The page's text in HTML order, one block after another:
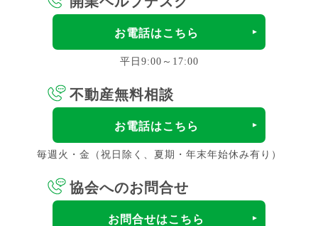
お電話はこちら
平日9:00～17:00
不動産無料相談
お電話はこちら
毎週火・金（祝日除く、夏期・年末年始休み有り）
協会へのお問合せ
お問合せはこちら